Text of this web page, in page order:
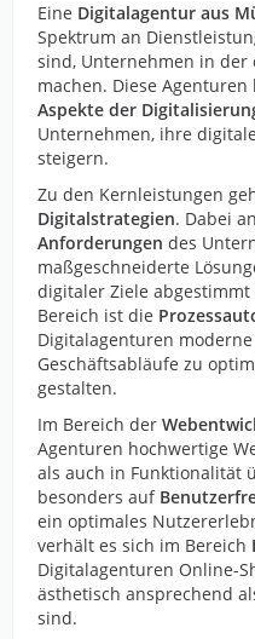
Eine Digitalagentur aus
Spektrum an
sind, Unternehmen in
machen. Diese
Aspekte der
Unternehmen, ihre
steigern.
Zu den Kernleistungen
Digitalstrategien. Dabei
Anforderungen des
maßgeschneiderte
digitaler Ziele
Bereich ist die
Digitalagenturen
Geschäftsabläufe zu
gestalten.
Im Bereich der
Agenturen hochwertige
als auch in Funktionalität
besonders auf
ein optimales
verhält es sich im Bereich
Digitalagenturen Online-
ästhetisch ansprechend
sind.